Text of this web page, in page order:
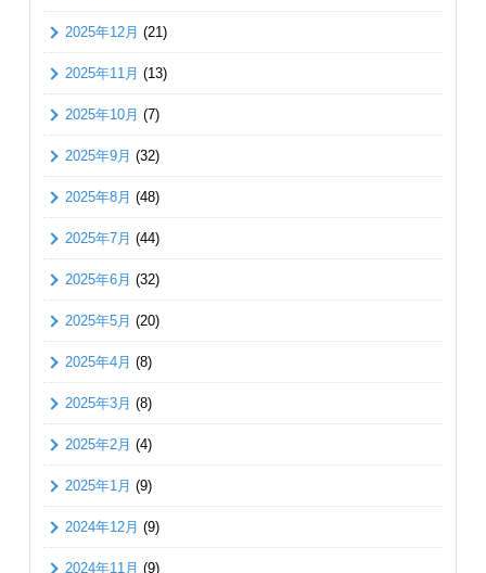
2025年12月 (21)
2025年11月 (13)
2025年10月 (7)
2025年9月 (32)
2025年8月 (48)
2025年7月 (44)
2025年6月 (32)
2025年5月 (20)
2025年4月 (8)
2025年3月 (8)
2025年2月 (4)
2025年1月 (9)
2024年12月 (9)
2024年11月 (9)